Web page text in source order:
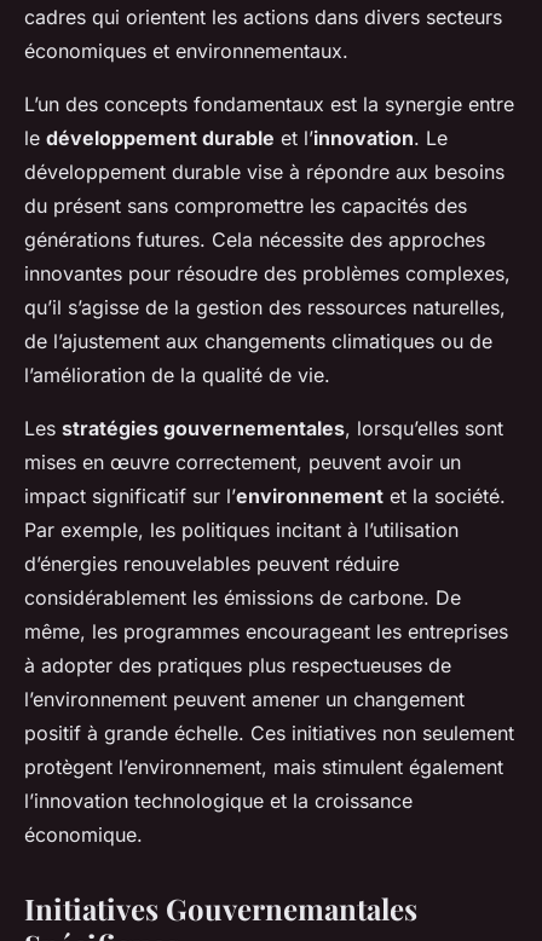
cadres qui orientent les actions dans divers secteurs
économiques et environnementaux.
L’un des concepts fondamentaux est la synergie entre
le développement durable et l’innovation. Le
développement durable vise à répondre aux besoins
du présent sans compromettre les capacités des
générations futures. Cela nécessite des approches
innovantes pour résoudre des problèmes complexes,
qu’il s’agisse de la gestion des ressources naturelles,
de l’ajustement aux changements climatiques ou de
l’amélioration de la qualité de vie.
Les stratégies gouvernementales, lorsqu’elles sont
mises en œuvre correctement, peuvent avoir un
impact significatif sur l’environnement et la société.
Par exemple, les politiques incitant à l’utilisation
d’énergies renouvelables peuvent réduire
considérablement les émissions de carbone. De
même, les programmes encourageant les entreprises
à adopter des pratiques plus respectueuses de
l’environnement peuvent amener un changement
positif à grande échelle. Ces initiatives non seulement
protègent l’environnement, mais stimulent également
l’innovation technologique et la croissance
économique.
Initiatives Gouvernemantales